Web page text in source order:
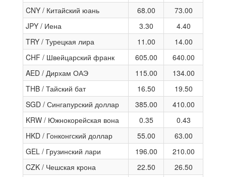
CNY / Китайский юань
68.00
73.00
JPY / Иена
3.30
4.40
TRY / Турецкая лира
11.00
14.00
CHF / Швейцарский франк
605.00
640.00
AED / Дирхам ОАЭ
115.00
134.00
THB / Тайский бат
16.50
19.50
SGD / Сингапурский доллар
385.00
410.00
KRW / Южнокорейская вона
0.35
0.43
HKD / Гонконгский доллар
55.00
63.00
GEL / Грузинский лари
196.00
210.00
CZK / Чешская крона
22.50
26.50